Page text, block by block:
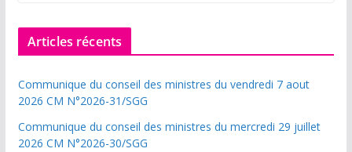
Articles récents
Communique du conseil des ministres du vendredi 7 aout
2026 CM N°2026-31/SGG
Communique du conseil des ministres du mercredi 29 juillet
2026 CM N°2026-30/SGG